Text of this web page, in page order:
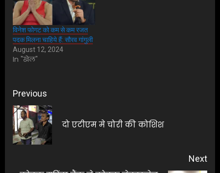
विनेश फोगट को कम से कम रजत
पदक मिलना चाहिये हैं: सौरव गांगुली
August 12, 2024
In "खेल"
Post
navigation
Previous
दो एटीएम मे चोरी की कोशिश
Next